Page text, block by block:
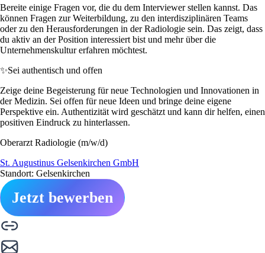
Bereite einige Fragen vor, die du dem Interviewer stellen kannst. Das
können Fragen zur Weiterbildung, zu den interdisziplinären Teams
oder zu den Herausforderungen in der Radiologie sein. Das zeigt, dass
du aktiv an der Position interessiert bist und mehr über die
Unternehmenskultur erfahren möchtest.
✨Sei authentisch und offen
Zeige deine Begeisterung für neue Technologien und Innovationen in
der Medizin. Sei offen für neue Ideen und bringe deine eigene
Perspektive ein. Authentizität wird geschätzt und kann dir helfen, einen
positiven Eindruck zu hinterlassen.
Oberarzt Radiologie (m/w/d)
St. Augustinus Gelsenkirchen GmbH
Standort: Gelsenkirchen
Jetzt bewerben